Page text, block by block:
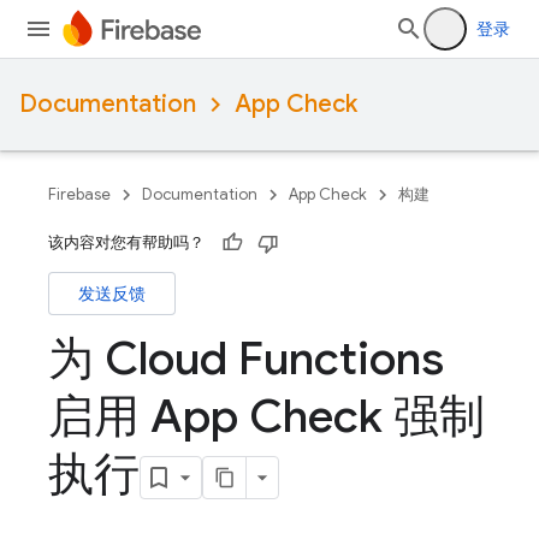
登录
Documentation App Check
Firebase Documentation App Check 构建
该内容对您有帮助吗？
发送反馈
为 Cloud Functions
启用 App Check 强制
执行